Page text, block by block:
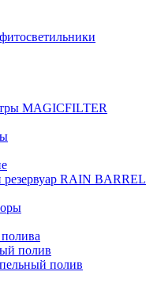
MAGICFILTER
резервуар RAIN BARREL
полив
полив